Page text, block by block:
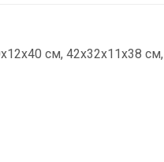
см, 42х32х11х38 см,